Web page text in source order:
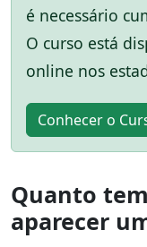
é necessário
O curso está
online nos
Conhecer o
Quanto
aparecer